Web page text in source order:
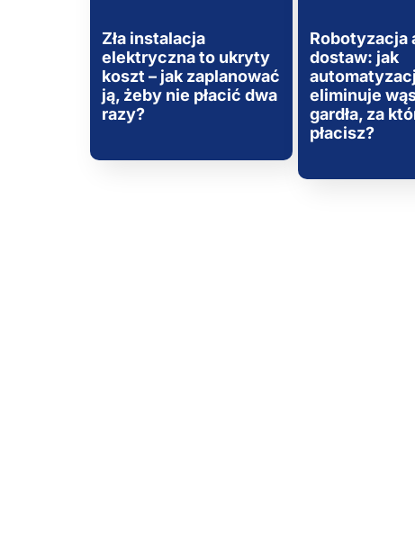
Zła instalacja
elektryczna to ukryty
koszt – jak zaplanować
ją, żeby nie płacić dwa
razy?
Robotyzacja
dostaw: jak
eliminuje
gardła, za
płacisz?